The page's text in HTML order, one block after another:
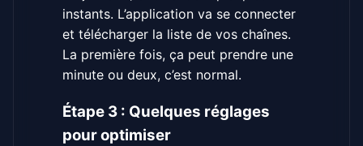
instants. L’application va se connecter
et télécharger la liste de vos chaînes.
La première fois, ça peut prendre une
minute ou deux, c’est normal.
Étape 3 : Quelques réglages
pour optimiser